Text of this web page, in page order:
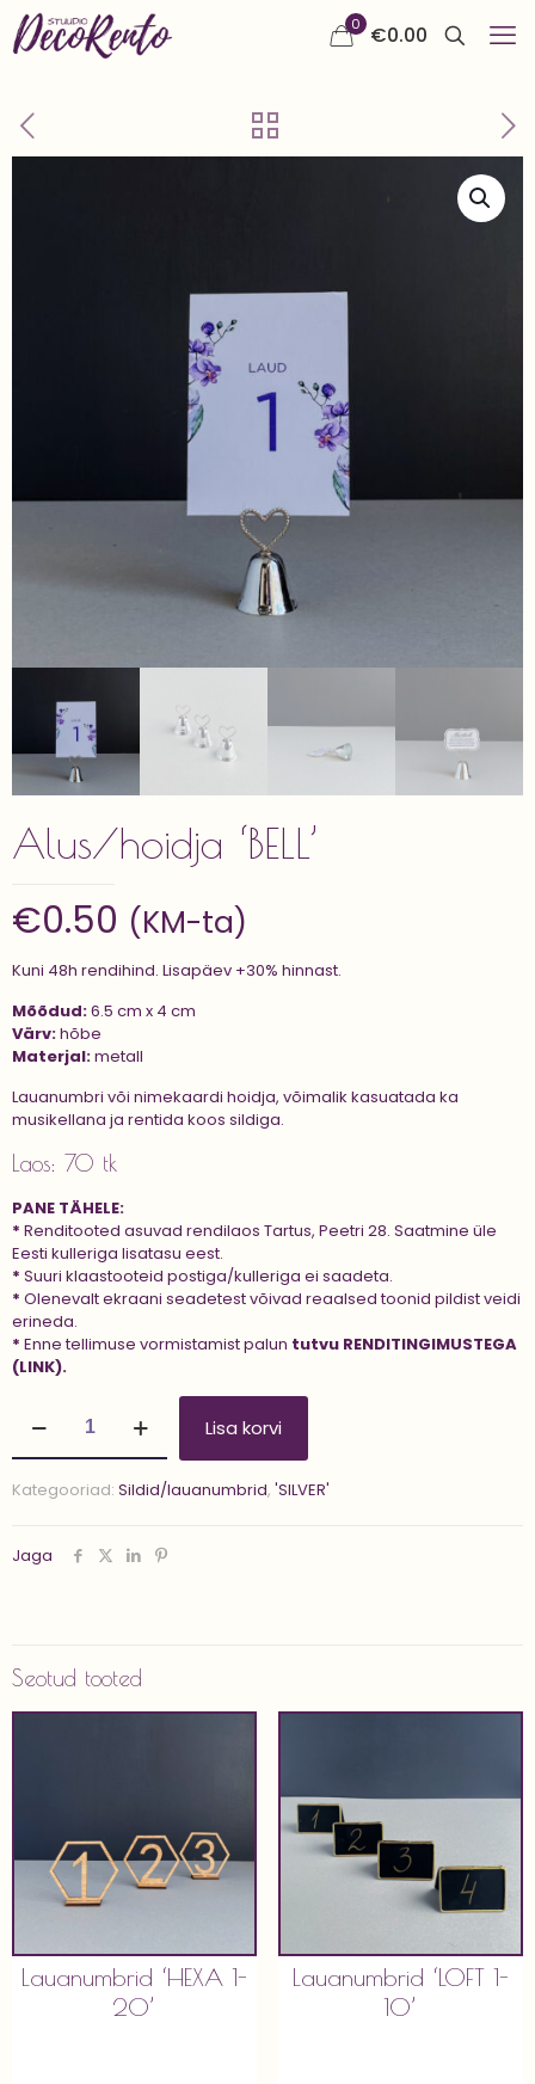
0 €0.00
Alus/hoidja ‘BELL’
€0.50 (KM-ta)
Kuni 48h rendihind. Lisapäev +30% hinnast.
Mõõdud:6.5 cm x 4 cm
Värv:hõbe
Materjal:metall
Lauanumbri või nimekaardi hoidja, võimalik kasuatada ka
musikellana ja rentida koos sildiga.
Laos: 70 tk
PANE TÄHELE:
* Renditooted asuvad rendilaos Tartus, Peetri 28. Saatmine üle
Eesti kulleriga lisatasu eest.
* Suuri klaastooteid postiga/kulleriga ei saadeta.
* Olenevalt ekraani seadetest võivad reaalsed toonid pildist veidi
erineda.
* Enne tellimuse vormistamist palun tutvu RENDITINGIMUSTEGA
(LINK).
'BELL'
kogus
Lisa korvi
Kategooriad: Sildid/lauanumbrid, 'SILVER'
Jaga
Seotud tooted
Lauanumbrid ‘HEXA 1-
20’
Lauanumbrid ‘LOFT 1-
10’